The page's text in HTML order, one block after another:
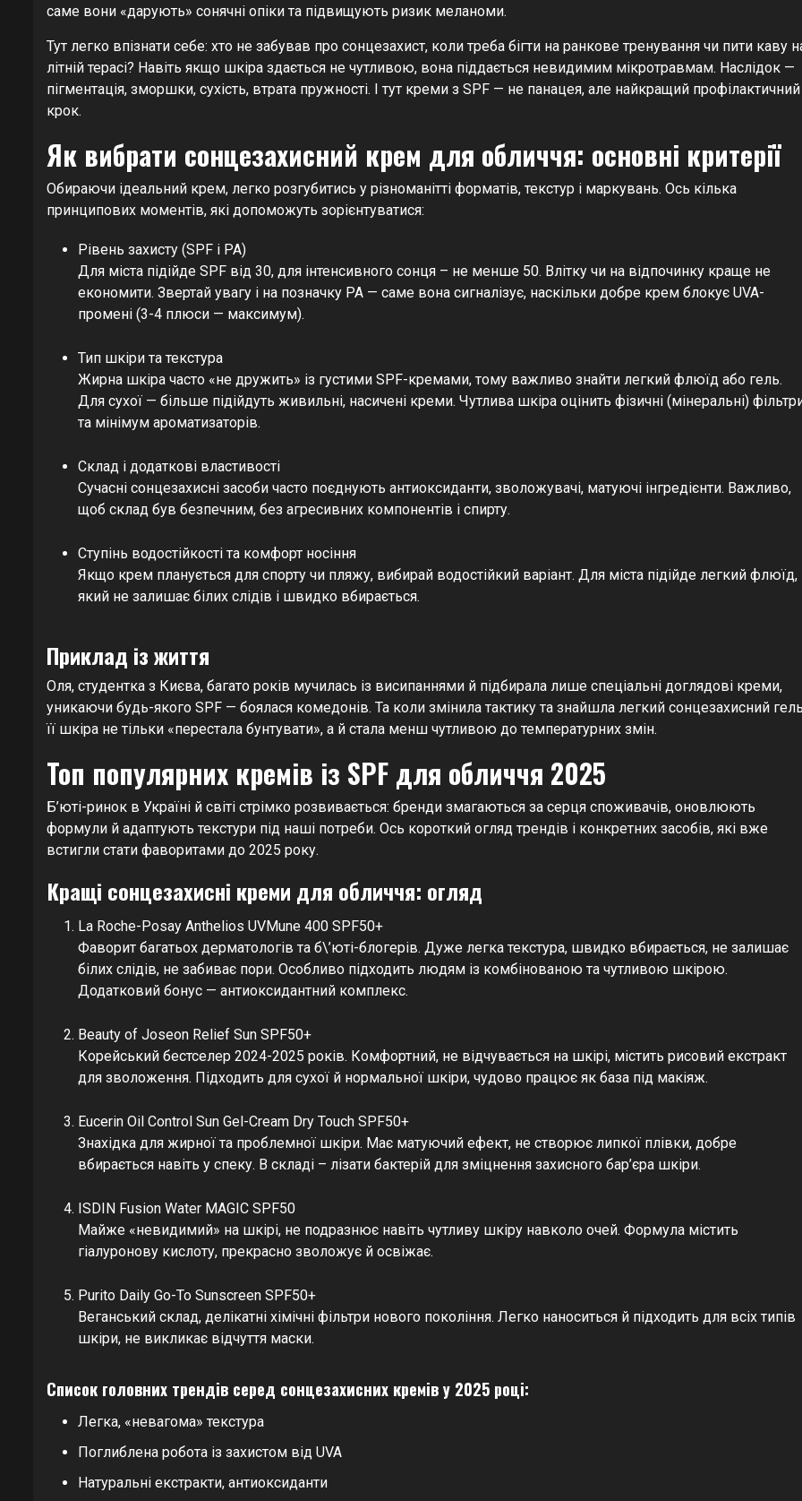
саме вони «дарують» сонячні опіки та підвищують ризик меланоми.
Тут легко впізнати себе: хто не забував про сонцезахист, коли треба бігти на ранкове тренування чи пити каву
літній терасі? Навіть якщо шкіра здається не чутливою, вона піддається невидимим мікротравмам. Наслідок —
пігментація, зморшки, сухість, втрата пружності. І тут креми з SPF — не панацея, але найкращий профілактичний
крок.
Як вибрати сонцезахисний крем для обличчя: основні критерії
Обираючи ідеальний крем, легко розгубитись у різноманітті форматів, текстур і маркувань. Ось кілька
принципових моментів, які допоможуть зорієнтуватися:
Рівень захисту (SPF і PA)
Для міста підійде SPF від 30, для інтенсивного сонця – не менше 50. Влітку чи на відпочинку краще не
економити. Звертай увагу і на позначку PA — саме вона сигналізує, наскільки добре крем блокує UVA-
промені (3-4 плюси — максимум).
Тип шкіри та текстура
Жирна шкіра часто «не дружить» із густими SPF-кремами, тому важливо знайти легкий флюїд або гель.
Для сухої — більше підійдуть живильні, насичені креми. Чутлива шкіра оцінить фізичні (мінеральні)
та мінімум ароматизаторів.
Склад і додаткові властивості
Сучасні сонцезахисні засоби часто поєднують антиоксиданти, зволожувачі, матуючі інгредієнти. Важливо,
щоб склад був безпечним, без агресивних компонентів і спирту.
Ступінь водостійкості та комфорт носіння
Якщо крем планується для спорту чи пляжу, вибирай водостійкий варіант. Для міста підійде легкий флюїд,
який не залишає білих слідів і швидко вбирається.
Приклад із життя
Оля, студентка з Києва, багато років мучилась із висипаннями й підбирала лише спеціальні доглядові креми,
уникаючи будь-якого SPF — боялася комедонів. Та коли змінила тактику та знайшла легкий сонцезахисний
її шкіра не тільки «перестала бунтувати», а й стала менш чутливою до температурних змін.
Топ популярних кремів із SPF для обличчя 2025
Б’юті-ринок в Україні й світі стрімко розвивається: бренди змагаються за серця споживачів, оновлюють
формули й адаптують текстури під наші потреби. Ось короткий огляд трендів і конкретних засобів, які вже
встигли стати фаворитами до 2025 року.
Кращі сонцезахисні креми для обличчя: огляд
La Roche-Posay Anthelios UVMune 400 SPF50+
Фаворит багатьох дерматологів та б\’юті-блогерів. Дуже легка текстура, швидко вбирається, не залишає
білих слідів, не забиває пори. Особливо підходить людям із комбінованою та чутливою шкірою.
Додатковий бонус — антиоксидантний комплекс.
Beauty of Joseon Relief Sun SPF50+
Корейський бестселер 2024-2025 років. Комфортний, не відчувається на шкірі, містить рисовий екстракт
для зволоження. Підходить для сухої й нормальної шкіри, чудово працює як база під макіяж.
Eucerin Oil Control Sun Gel-Cream Dry Touch SPF50+
Знахідка для жирної та проблемної шкіри. Має матуючий ефект, не створює липкої плівки, добре
вбирається навіть у спеку. В складі – лізати бактерій для зміцнення захисного бар’єра шкіри.
ISDIN Fusion Water MAGIC SPF50
Майже «невидимий» на шкірі, не подразнює навіть чутливу шкіру навколо очей. Формула містить
гіалуронову кислоту, прекрасно зволожує й освіжає.
Purito Daily Go-To Sunscreen SPF50+
Веганський склад, делікатні хімічні фільтри нового покоління. Легко наноситься й підходить для всіх типів
шкіри, не викликає відчуття маски.
Список головних трендів серед сонцезахисних кремів у 2025 році:
Легка, «невагома» текстура
Поглиблена робота із захистом від UVA
Натуральні екстракти, антиоксиданти